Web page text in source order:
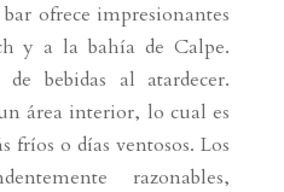
ofrece impresionantes
y a la bahía de Calpe.
bebidas al atardecer.
área interior, lo cual es
fríos o días ventosos. Los
razonables,